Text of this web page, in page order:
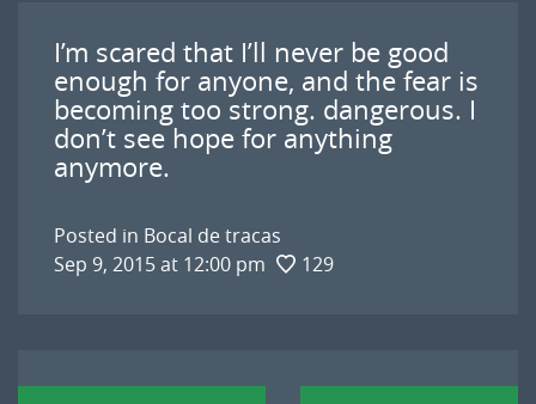
I’m scared that I’ll never be good
enough for anyone, and the fear is
becoming too strong. dangerous. I
don’t see hope for anything
anymore.
Posted in Bocal de tracas
Sep 9, 2015 at 12:00 pm
129
Navigation